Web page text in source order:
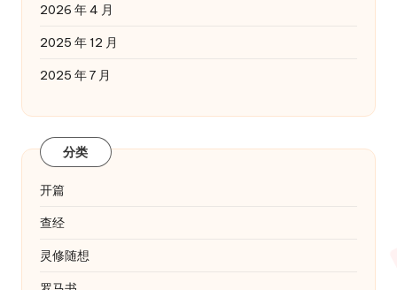
2026 年 4 月
2025 年 12 月
2025 年 7 月
分类
开篇
查经
灵修随想